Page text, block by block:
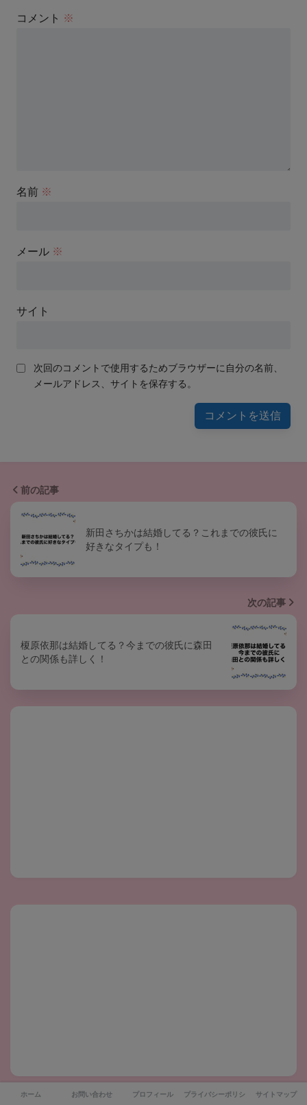
コメント ※
名前 ※
メール ※
サイト
次回のコメントで使用するためブラウザーに自分の名前、
メールアドレス、サイトを保存する。
前の記事
新田さちかは結婚してる？これまでの彼氏に
好きなタイプも！
次の記事
榎原依那は結婚してる？今までの彼氏に森田
との関係も詳しく！
ホーム お問い合わせ プロフィール プライバシーポリシー サイトマップ